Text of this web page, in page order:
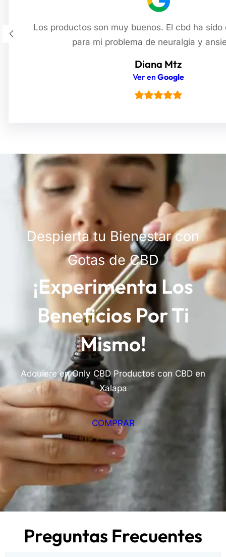
Los productos son muy buenos. El cbd ha sido
para mi problema de neuralgia y
Diana Mtz
Ver en Google
Despierta tu Bienestar con
Gotas de CBD
¡Experimenta Los
Beneficios Por Ti
Mismo!
Adquiere en Only CBD Productos con CBD en
Xalapa
COMPRAR
Preguntas Frecuentes